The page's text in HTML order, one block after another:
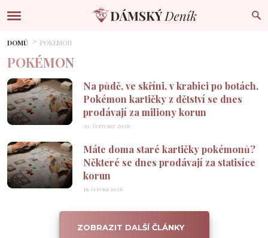
DOMŮ POKÉMON
POKÉMON
Na půdě, ve skříni, v krabici po botách.
Pokémon kartičky z dětství se dnes
prodávají za miliony korun
20. července 2026
Máte doma staré kartičky pokémonů?
Některé se dnes prodávají za statisíce
korun
15. června 2026
ZOBRAZIT DALŠÍ ČLÁNKY